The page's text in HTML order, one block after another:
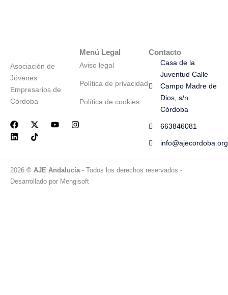
Asociación de
Jóvenes
Empresarios de
Córdoba
F
a
c
o
k
X
-
t
t
e
Y
e
I
n
r
a
m
L
i
n
i
n
T
i
k
Menú Legal
Aviso legal
Política de privacidad
Política de cookies
Contacto
Casa de la
Juventud Calle
Campo Madre de
Dios, s/n.
Córdoba
663846081
info@ajecordoba.org
2026 © AJE Andalucía - Todos los derechos reservados -
Desarrollado por Mengisoft